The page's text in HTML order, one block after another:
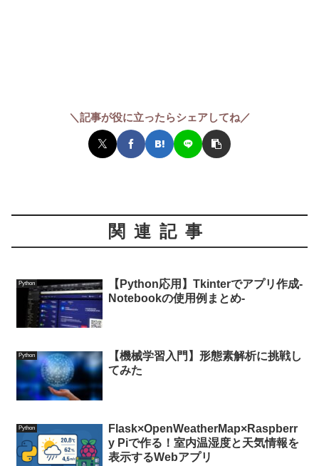
＼記事が役に立ったらシェアしてね／
関連記事
Python
【Python応用】Tkinterでアプリ作成-
Notebookの使用例まとめ-
Python
【機械学習入門】形態素解析に挑戦し
てみた
Python
Flask×OpenWeatherMap×Raspberr
y Piで作る！室内温湿度と天気情報を
表示するWebアプリ